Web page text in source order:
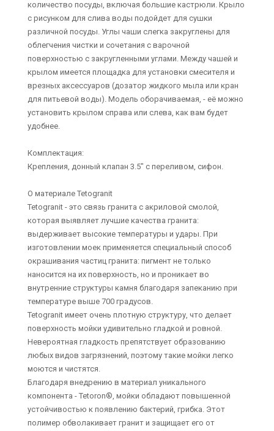
количество посуды, включая большие кастрюли. Крыло
с рисунком для слива воды подойдет для сушки
различной посуды. Углы чаши слегка закруглены для
облегчения чистки и сочетания с варочной
поверхностью с закругленными углами. Между чашей и
крылом имеется площадка для установки смесителя и
врезных аксессуаров (дозатор жидкого мыла или кран
для питьевой воды). Модель оборачиваемая, - её можно
установить крылом справа или слева, как вам будет
удобнее.
Комплектация:
Крепления, донный клапан 3.5" с переливом, сифон.
О материале Tetogranit
Tetogranit - это связь гранита с акриловой смолой,
которая выявляет лучшие качества гранита:
выдерживает высокие температуры и удары. При
изготовлении моек применяется специальный способ
окрашивания частиц гранита: пигмент не только
наносится на их поверхность, но и проникает во
внутренние структуры камня благодаря запеканию при
температуре выше 700 градусов.
Tetogranit имеет очень плотную структуру, что делает
поверхность мойки удивительно гладкой и ровной.
Невероятная гладкость препятствует образованию
любых видов загрязнений, поэтому такие мойки легко
моются и чистятся.
Благодаря внедрению в материал уникального
компонента - Tetoron®, мойки обладают повышенной
устойчивостью к появлению бактерий, грибка. Этот
полимер обволакивает гранит и защищает его от